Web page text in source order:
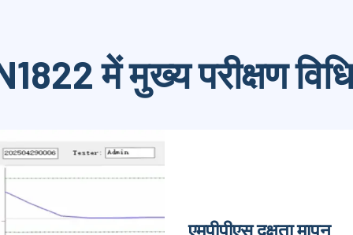
में मुख्य परीक्षण
एमपीपीएस दक्षता मापन